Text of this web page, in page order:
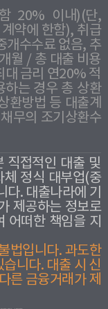
20% 이내)(단,
약에 한함), 취급
개수수료 없음, 추
월 / 총 대출 비용
대 금리 연20% 적
하는 경우 총 상환
환방법 등 대출계
무의 조기상환수
직접적인 대출 및
체 정식 대부업(중
다. 대출나라에 기
제공하는 정보로
어떠한 책임을 지
법입니다. 과도한
니다. 대출 시 신
른 금융거래가 제